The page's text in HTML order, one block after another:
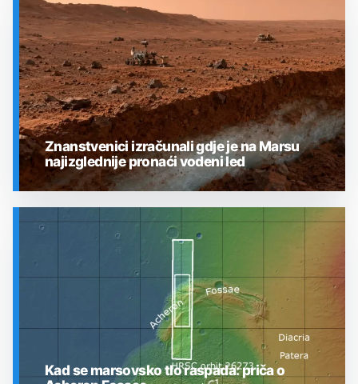
SVEMIR
Znanstvenici izračunali gdje je na Marsu
najizglednije pronaći vodeni led
Kad se marsovsko tlo raspada: priča o